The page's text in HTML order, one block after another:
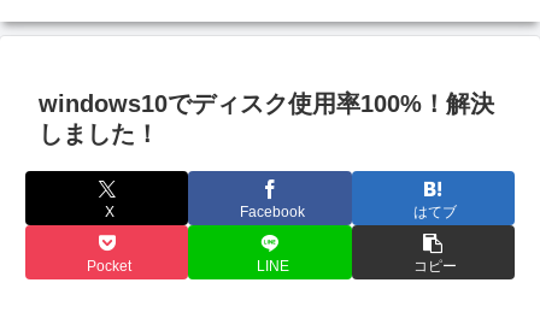
windows10でディスク使用率100%！解決
しました！
X Facebook はてブ
Pocket LINE コピー